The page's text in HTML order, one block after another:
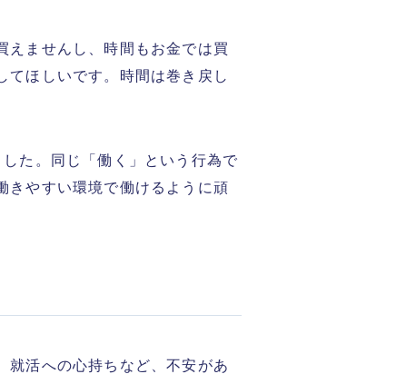
えませんし、時間もお金では買
てほしいです。時間は巻き戻し
た。同じ「働く」という行為で
きやすい環境で働けるように頑
就活への心持ちなど、不安があ